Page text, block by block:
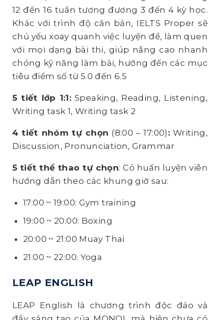
12 đến 16 tuần tương đương 3 đến 4 kỳ học.
Khác với trình độ căn bản, IELTS Proper sẽ
chủ yếu xoay quanh việc luyện đề, làm quen
với mọi dạng bài thi, giúp nâng cao nhanh
chóng kỹ năng làm bài, hướng đến các mục
tiêu điểm số từ 5.0 đến 6.5
5 tiết lớp 1:1: Speaking, Reading, Listening,
Writing task 1, Writing task 2
4 tiết nhóm tự chọn (8:00 – 17:00) : Writing,
Discussion, Pronunciation, Grammar
5 tiết thể thao tự chọn: Có huấn luyện viên
hướng dẫn theo các khung giờ sau:
17:00 ~ 19:00: Gym training
19:00 ~ 20:00: Boxing
20:00 ~ 21:00 Muay Thai
21:00 ~ 22:00: Yoga
LEAP ENGLISH
LEAP English là chương trình độc đáo và